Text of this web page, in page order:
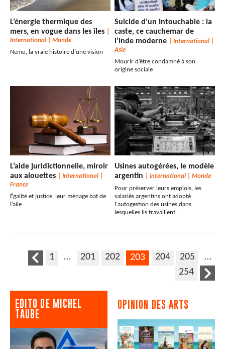
L’énergie thermique des
mers, en vogue dans les îles
International
Monde
Nemo, la vraie histoire d’une vision
Suicide d’un Intouchable : la
caste, ce cauchemar de
l’Inde moderne
|International
Asie
Mourir d’être condamné à son
origine sociale
L’aide juridictionnelle, miroir
aux alouettes
International
France
Égalité et justice, leur ménage bat de
l’aile
Usines autogérées, le modèle
argentin
|International |Monde
Pour préserver leurs emplois, les
salariés argentins ont adopté
l'autogestion des usines dans
lesquelles ils travaillent.
1 … 201 202 203 204 205
…
254
EDITO DE MICHEL
TAUBE
OPINION DES ARTS